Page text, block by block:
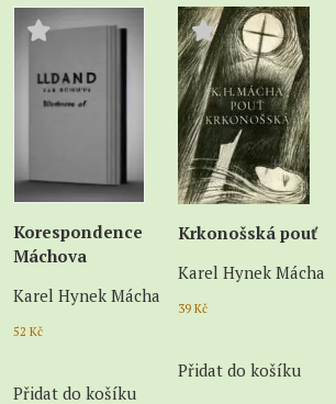
Korespondence
Máchova
Karel Hynek Mácha
52 Kč
Přidat do košíku
Krkonošská pouť
Karel Hynek Mácha
39 Kč
Přidat do košíku